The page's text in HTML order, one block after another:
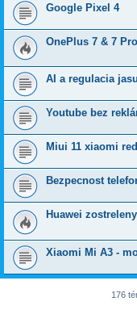
Google Pixel 4
OnePlus 7 & 7 Pro
AI a regulacia jasu
Youtube bez
Miui 11 xiaomi
Bezpecnost
Huawei
Xiaomi Mi A3 -
176